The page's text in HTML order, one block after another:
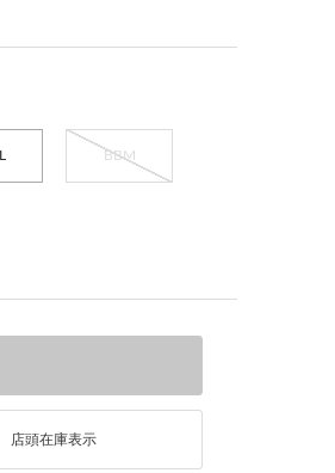
BBM
店頭在庫表示